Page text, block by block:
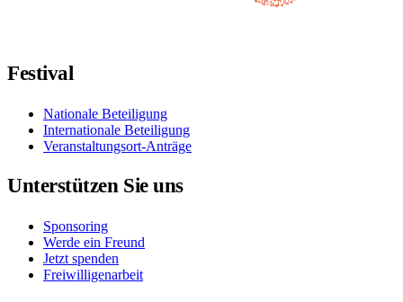
Festival
Nationale Beteiligung
Internationale Beteiligung
Veranstaltungsort-Anträge
Unterstützen Sie uns
Sponsoring
Werde ein Freund
Jetzt spenden
Freiwilligenarbeit